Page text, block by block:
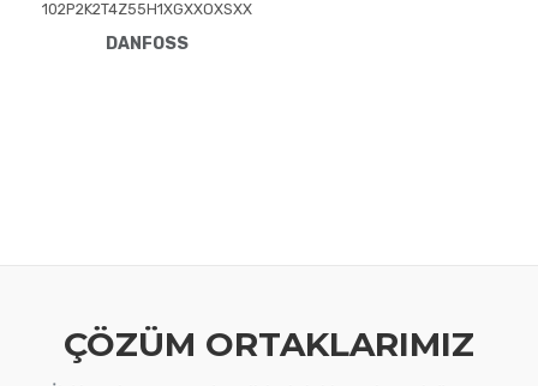
102P2K2T4Z55H1XGXXOXSXX
Drive FC-102(P2K2) 2.2 KW /
DANFOSS
ÇÖZÜM ORTAKLARIMIZ